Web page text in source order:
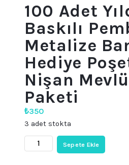
100 Adet
Baskılı
Metalize
Hediye
Nişan
Paketi
₺350
3 adet stokta
100
Adet
Sepete Ekle